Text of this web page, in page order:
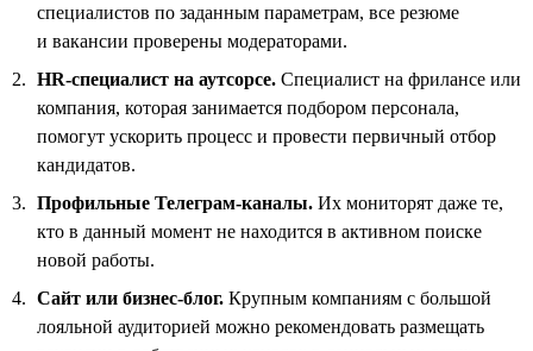
специалистов по заданным параметрам, все резюме
и вакансии проверены модераторами.
HR-специалист на аутсорсе. Специалист на фрилансе или
компания, которая занимается подбором персонала,
помогут ускорить процесс и провести первичный отбор
кандидатов.
Профильные Телеграм-каналы. Их мониторят даже те,
кто в данный момент не находится в активном поиске
новой работы.
Сайт или бизнес-блог. Крупным компаниям с большой
лояльной аудиторией можно рекомендовать размещать